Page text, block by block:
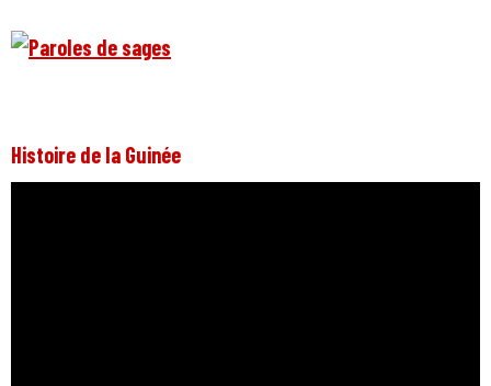
Histoire de la Guinée